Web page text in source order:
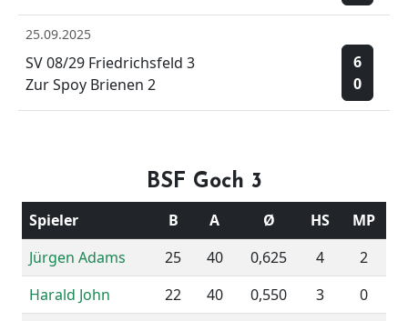
25.09.2025
SV 08/29 Friedrichsfeld 3
Zur Spoy Brienen 2
6
0
BSF Goch 3
Spieler B A Ø HS
MP
Jürgen Adams
25 40 0,625 4
2
Harald John
22 40 0,550 3
0